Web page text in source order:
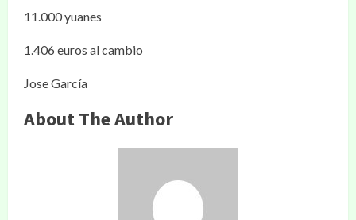
11.000 yuanes
1.406 euros al cambio
Jose García
About The Author